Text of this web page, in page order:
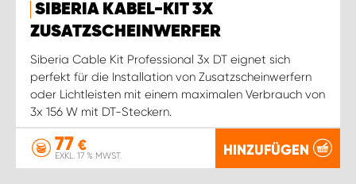
SIBERIA KABEL-KIT 3X
ZUSATZSCHEINWERFER
Siberia Cable Kit Professional 3x DT eignet sich
perfekt für die Installation von Zusatzscheinwerfern
oder Lichtleisten mit einem maximalen Verbrauch von
3x 156 W mit DT-Steckern.
77 €
EXKL. 17 % MWST. HINZUFÜGEN